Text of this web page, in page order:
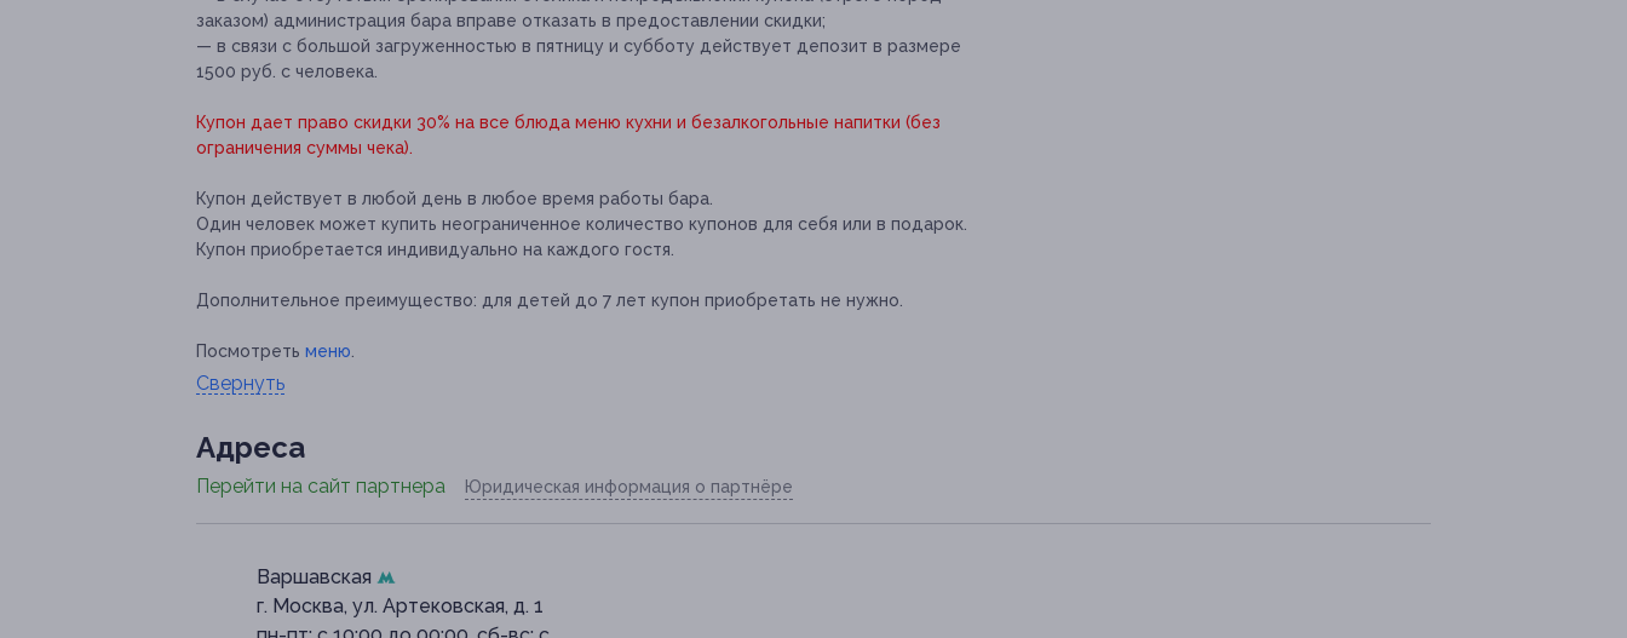
заказом) администрация бара вправе отказать в предоставлении скидки;
— в связи с большой загруженностью в пятницу и субботу действует депозит в размере
1500 руб. с человека.
Купон дает право скидки 30% на все блюда меню кухни и безалкогольные напитки (без
ограничения суммы чека).
Купон действует в любой день в любое время работы бара.
Один человек может купить неограниченное количество купонов для себя или в подарок.
Купон приобретается индивидуально на каждого гостя.
Дополнительное преимущество: для детей до 7 лет купон приобретать не нужно.
Посмотреть меню
Свернуть
Адресa
Перейти на сайт партнера Юридическая информация о партнёре
Варшавская
г. Москва, ул. Артековская, д. 1